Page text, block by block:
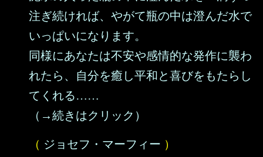
注ぎ続ければ、やがて瓶の中は澄んだ水で
いっぱいになります。
同様にあなたは不安や感情的な発作に襲わ
れたら、自分を癒し平和と喜びをもたらし
てくれる……
（→続きはクリック）
（ ジョセフ・マーフィー ）